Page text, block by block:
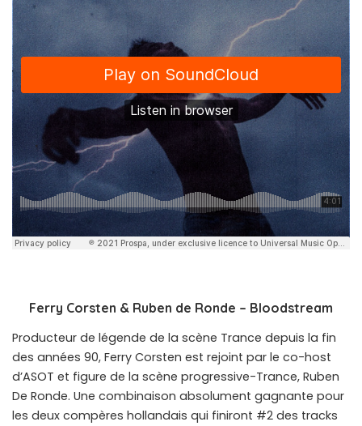
Ferry Corsten & Ruben de Ronde – Bloodstream
Producteur de légende de la scène Trance depuis la fin
des années 90, Ferry Corsten est rejoint par le co-host
d’ASOT et figure de la scène progressive-Trance, Ruben
De Ronde. Une combinaison absolument gagnante pour
les deux compères hollandais qui finiront #2 des tracks